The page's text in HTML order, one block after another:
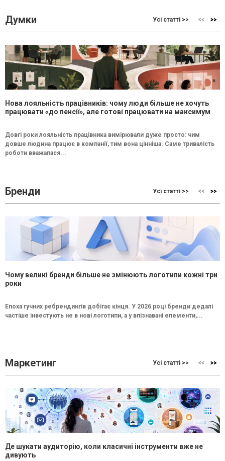
Думки Усі статті >>
Нова лояльність працівників: чому люди більше не хочуть
працювати «до пенсії», але готові працювати на максимум
Довгі роки лояльність працівника вимірювали дуже просто: чим
довше людина працює в компанії, тим вона цінніша. Саме тривалість
роботи вважалася...
Бренди Усі статті >>
Чому великі бренди більше не змінюють логотипи кожні три
роки
Епоха гучних ребрендингів добігає кінця. У 2026 році бренди дедалі
частіше інвестують не в нові логотипи, а у впізнавані елементи,...
Маркетинг Усі статті >>
Де шукати аудиторію, коли класичні інструменти вже не
дивують